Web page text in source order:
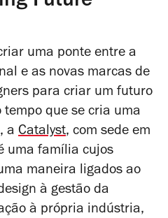
uma ponte entre a
e as novas marcas de
para criar um futuro
que se cria uma
a Catalyst, com sede em
uma família cujos
maneira ligados ao
à gestão da
à própria indústria,